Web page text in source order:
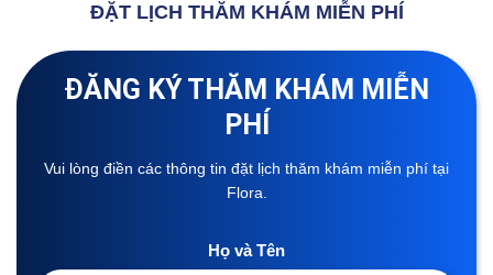
ĐẶT LỊCH THĂM KHÁM MIỄN PHÍ
ĐĂNG KÝ THĂM KHÁM MIỄN
PHÍ
Vui lòng điền các thông tin đặt lịch thăm khám miễn phí tại
Flora.
Họ và Tên